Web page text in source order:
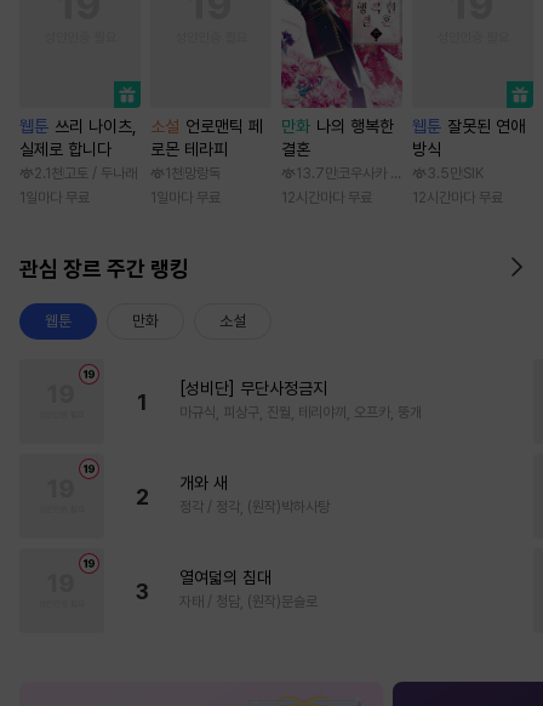
웹툰 쓰리 나이츠,
실제로 합니다
2.1천 고토 / 두나래
1일마다 무료
소설 언로맨틱 페
로몬 테라피
1천 망랑독
1일마다 무료
만화 나의 행복한
결혼
13.7만 코우사카 리토 / 아기토기 아쿠미
12시간마다 무료
웹툰 잘못된 연애
방식
3.5만 SIK
12시간마다 무료
관심 장르 주간 랭킹
웹툰 만화 소설
1
[성비단] 무단사정금지
마규식, 피상구, 진월, 테리야끼, 오프카, 뚱개
2
개와 새
정각 / 정각, (원작)박하사탕
3
열여덟의 침대
자태 / 청담, (원작)문슬로